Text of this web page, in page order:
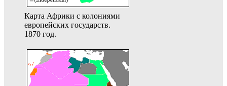
Карта Африки с колониями
европейских государств.
1870 год.